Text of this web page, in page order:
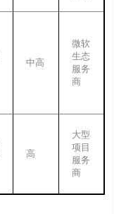
中高
微软
生态
服务
商
高
大型
项目
服务
商